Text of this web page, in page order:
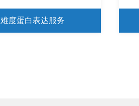
难度蛋白表达服务